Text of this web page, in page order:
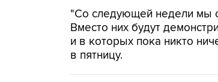
"Со следующей недели мы
Вместо них будут
и в которых пока никто
в пятницу.